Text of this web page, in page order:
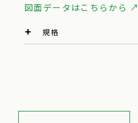
図面データはこちらから ↗︎
規格